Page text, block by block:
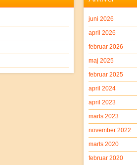
juni 2026
april 2026
februar 2026
maj 2025
februar 2025
april 2024
april 2023
marts 2023
november 2022
marts 2020
februar 2020